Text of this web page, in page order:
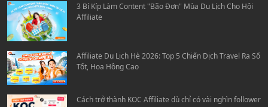
3 Bí Kíp Làm Content "Bão Đơn" Mùa Du Lịch Cho Hội
Affiliate
Affiliate Du Lịch Hè 2026: Top 5 Chiến Dịch Travel Ra Số
Tốt, Hoa Hồng Cao
Cách trở thành KOC Affiliate dù chỉ có vài nghìn follower